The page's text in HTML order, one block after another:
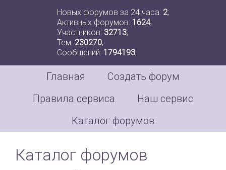
Новых форумов за 24 часа: 2;
Активных форумов: 1624;
Участников: 32713;
Тем: 230270;
Сообщений: 1794193;
Главная
Создать форум
Правила сервиса
Наш сервис
Каталог форумов
Каталог форумов